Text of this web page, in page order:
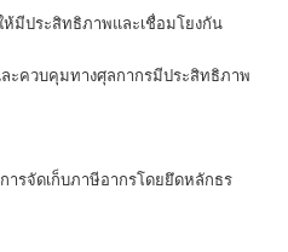
มีประสิทธิภาพและเชื่อมโยงกัน
ะควบคุมทางศุลกากรมีประสิทธิภาพ
รจัดเก็บภาษีอากรโดยยึดหลักธร